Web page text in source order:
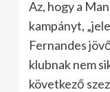
Az, hogy a
kampányt,
Fernandes
klubnak nem
következő